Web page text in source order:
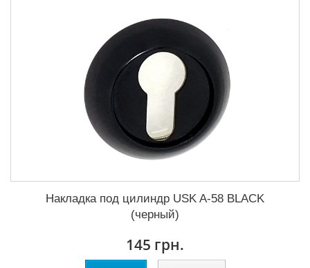
Накладка под цилиндр USK A-58 BLACK
(черный)
145 грн.